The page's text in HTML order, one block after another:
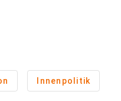
Innenpolitik